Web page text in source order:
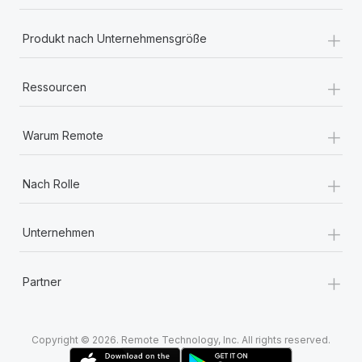
Produkt nach Unternehmensgröße +
Ressourcen +
Warum Remote +
Nach Rolle +
Unternehmen +
Partner +
Copyright © 2026. Remote Technology, Inc. All rights reserved.